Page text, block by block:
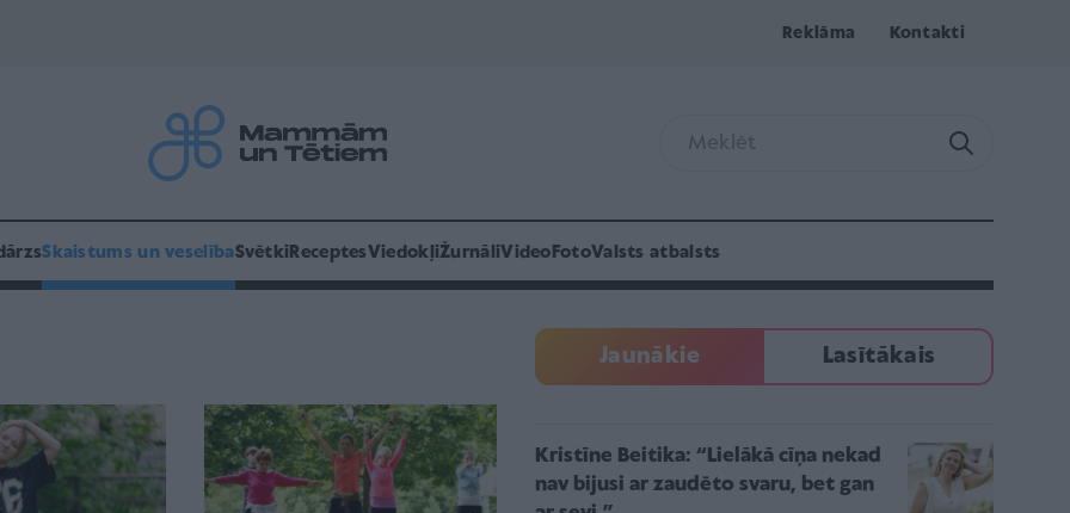
Reklāma Kontakti
Skaistums un veselībaSvētki ReceptesViedokļiŽurnāliVideo FotoValsts atbalsts
Jaunākie Lasītākais
Kristīne Beitika: “Lielākā cīņa nekad
nav bijusi ar zaudēto svaru, bet gan